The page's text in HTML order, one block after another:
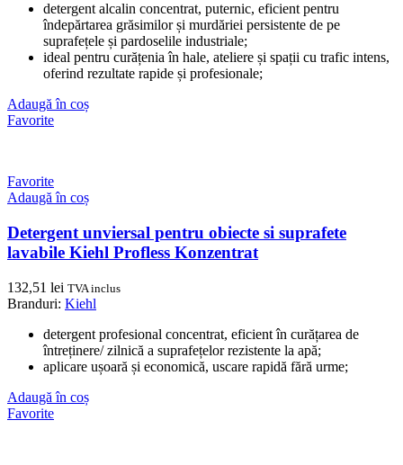
detergent alcalin concentrat, puternic, eficient pentru
îndepărtarea grăsimilor și murdăriei persistente de pe
suprafețele și pardoselile industriale;
ideal pentru curățenia în hale, ateliere și spații cu trafic intens,
oferind rezultate rapide și profesionale;
Adaugă în coș
Favorite
Favorite
Adaugă în coș
Detergent unviersal pentru obiecte si suprafete
lavabile Kiehl Profless Konzentrat
132,51 lei TVA inclus
Branduri: Kiehl
detergent profesional concentrat, eficient în curățarea de
întreținere/ zilnică a suprafețelor rezistente la apă;
aplicare ușoară și economică, uscare rapidă fără urme;
Adaugă în coș
Favorite